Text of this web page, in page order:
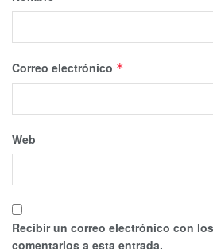
Correo electrónico *
Web
Recibir un correo electrónico con
comentarios a esta entrada.